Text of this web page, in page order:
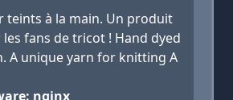
teints à la main. Un produit
fans de tricot ! Hand dyed
A unique yarn for knitting A
nginx